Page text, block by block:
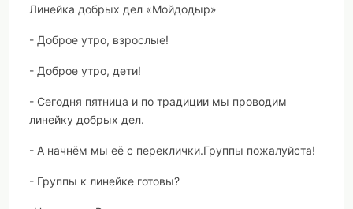
Линейка добрых дел «Мойдодыр»
- Доброе утро, взрослые!
- Доброе утро, дети!
- Сегодня пятница и по традиции мы проводим
линейку добрых дел.
- А начнём мы её с переклички.Группы пожалуйста!
- Группы к линейке готовы?